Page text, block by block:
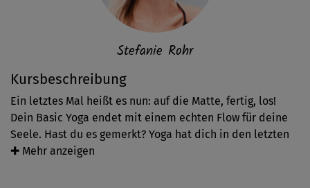
Kursbeschreibung
Ein letztes Mal heißt es nun: auf die Matte, fertig, los!
Dein Basic Yoga endet mit einem echten Flow für deine
Seele. Hast du es gemerkt? Yoga hat dich in den letzten
Wochen stärker und beweglicher gemacht. Aber es kann
✚ Mehr anzeigen
Stefanie Rohr